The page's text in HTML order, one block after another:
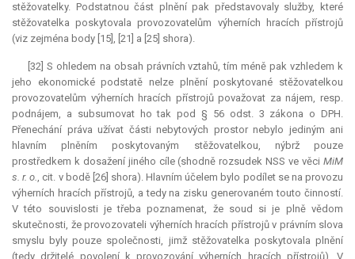
stěžovatelky. Podstatnou část plnění pak představovaly služby, které
stěžovatelka poskytovala provozovatelům výherních hracích přístrojů
(viz zejména body [15], [21] a [25] shora).
[32] S ohledem na obsah právních vztahů, tím méně pak vzhledem k
jeho ekonomické podstatě nelze plnění poskytované stěžovatelkou
provozovatelům výherních hracích přístrojů považovat za nájem, resp.
podnájem, a subsumovat ho tak pod § 56 odst. 3 zákona o DPH.
Přenechání práva užívat části nebytových prostor nebylo jediným ani
hlavním plněním poskytovaným stěžovatelkou, nýbrž pouze
prostředkem k dosažení jiného cíle (shodně rozsudek NSS ve věci MiM
s. r. o., cit. v bodě [26] shora). Hlavním účelem bylo podílet se na provozu
výherních hracích přístrojů, a tedy na zisku generovaném touto činností.
V této souvislosti je třeba poznamenat, že soud si je plně vědom
skutečnosti, že provozovateli výherních hracích přístrojů v právním slova
smyslu byly pouze společnosti, jimž stěžovatelka poskytovala plnění
(tedy držitelé povolení k provozování výherních hracích přístrojů). V